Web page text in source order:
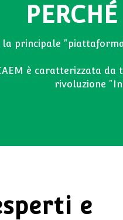
la principale
è caratterizzata
rivoluzione
e